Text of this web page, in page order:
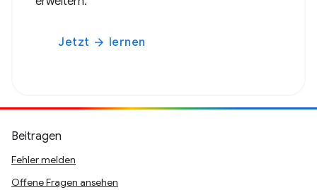
Jetzt arrow_forward lernen
Beitragen
Fehler melden
Offene Fragen ansehen